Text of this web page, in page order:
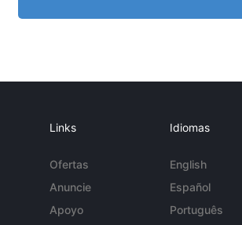
Links
Ofertas
Anuncie
Apoyo
Idiomas
English
Español
Português